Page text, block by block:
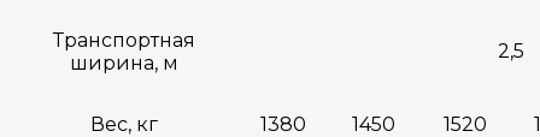
Транспортная
ширина, м
2,5
Вес, кг 1380 1450 1520